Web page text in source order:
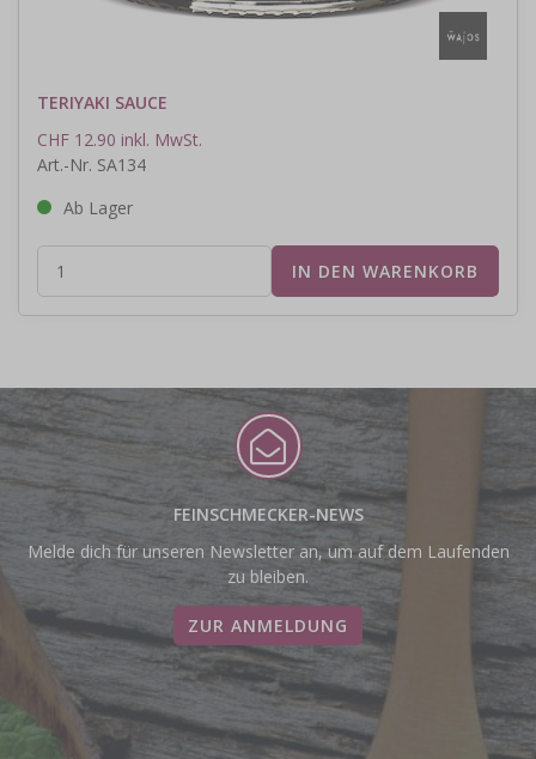
TERIYAKI SAUCE
CHF 12.90 inkl. MwSt.
Art.-Nr. SA134
Ab Lager
FEINSCHMECKER-NEWS
Melde dich für unseren Newsletter an, um auf dem Laufenden
zu bleiben.
ZUR ANMELDUNG